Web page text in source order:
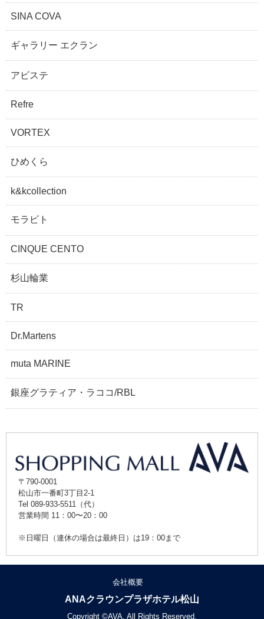
SINA COVA
ギャラリー エクラン
アビステ
Refre
VORTEX
ひめくら
k&kcollection
モラビト
CINQUE CENTO
杉山輪業
TR
Dr.Martens
muta MARINE
銀座グラティア・ラココ/RBL
〒790-0001
松山市一番町3丁目2-1
Tel 089-933-5511（代）
営業時間 11：00〜20：00
※日曜日（連休の場合は最終日）は19：00まで
会社概要
ANAクラウンプラザホテル松山
Copyright ©AVA. All Rights Reserved.